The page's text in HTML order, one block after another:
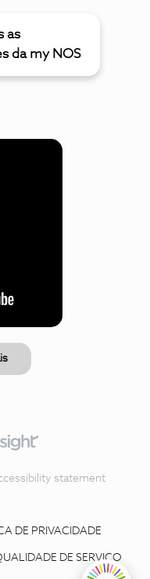
as
da my NOS
statement
DE PRIVACIDADE
DE SERVIÇO